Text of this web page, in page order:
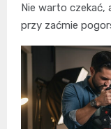
Nie warto czekać,
przy zaćmie